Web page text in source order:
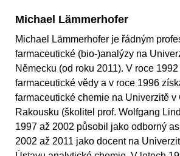
Michael Lämmerhofer
Michael Lämmerhofer je řádným
farmaceutické (bio-)analýzy na
Německu (od roku 2011). V roce 1992
farmaceutické vědy a v roce 1996
farmaceutické chemie na Univerzitě v
Rakousku (školitel prof. Wolfgang
1997 až 2002 působil jako odborný
2002 až 2011 jako docent na